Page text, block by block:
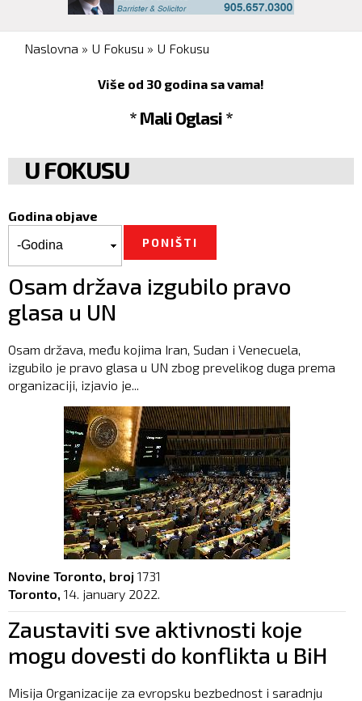
You are here
Naslovna » U Fokusu » U Fokusu
Više od 30 godina sa vama!
* Mali Oglasi *
U FOKUSU
Godina objave
Osam država izgubilo pravo
glasa u UN
Osam država, među kojima Iran, Sudan i Venecuela,
izgubilo je pravo glasa u UN zbog prevelikog duga prema
organizaciji, izjavio je...
Novine Toronto, broj 1731
Toronto, 14. january 2022.
Zaustaviti sve aktivnosti koje
mogu dovesti do konflikta u BiH
Misija Organizacije za evropsku bezbednost i saradnju